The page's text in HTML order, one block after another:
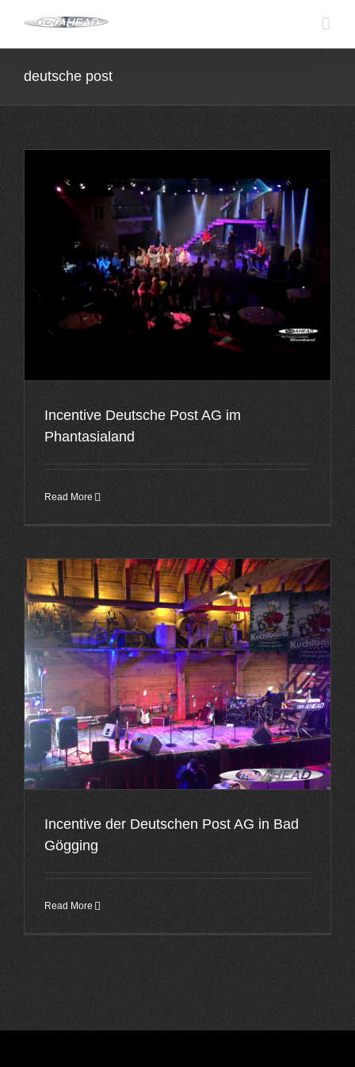
deutsche post
Incentive Deutsche Post AG im
Phantasialand
Read More
Incentive der Deutschen Post AG in Bad
Gögging
Read More